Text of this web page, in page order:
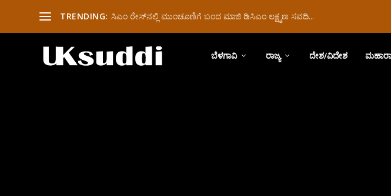
TRENDING: ಸಿಎಂ ರೇಸ್‌ನಲ್ಲಿ ಮುಂಚೂಣಿಗೆ ಬಂದ ಮಾಜಿ ಡಿಸಿಎಂ ಲಕ್ಷ್ಮಣ ಸವದಿ...
ಬೆಳಗಾವಿ ರಾಜ್ಯ ದೇಶ/ವಿದೇಶ